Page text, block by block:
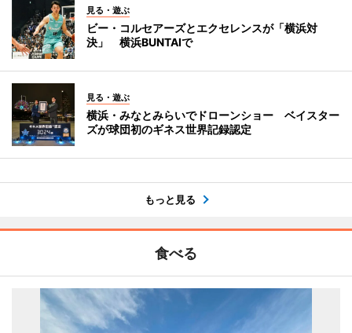
見る・遊ぶ
ビー・コルセアーズとエクセレンスが「横浜対
決」 横浜BUNTAIで
見る・遊ぶ
横浜・みなとみらいでドローンショー ベイスター
ズが球団初のギネス世界記録認定
もっと見る
食べる